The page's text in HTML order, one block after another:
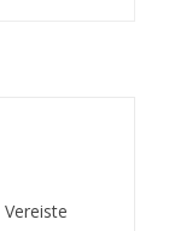
Vereiste